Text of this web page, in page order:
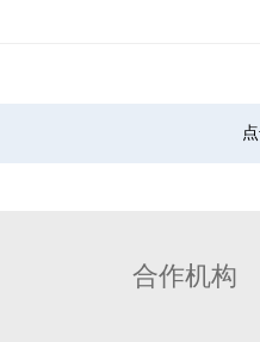
合作机构